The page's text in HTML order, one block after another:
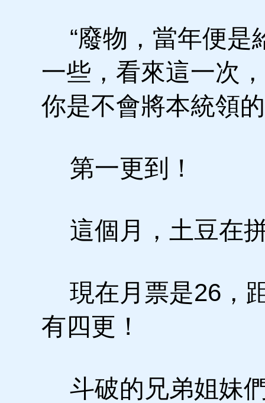
“廢物，當年便是
一些，看來這一次
你是不會將本統領
第一更到！
這個月，土豆在
現在月票是26，
有四更！
斗破的兄弟姐妹